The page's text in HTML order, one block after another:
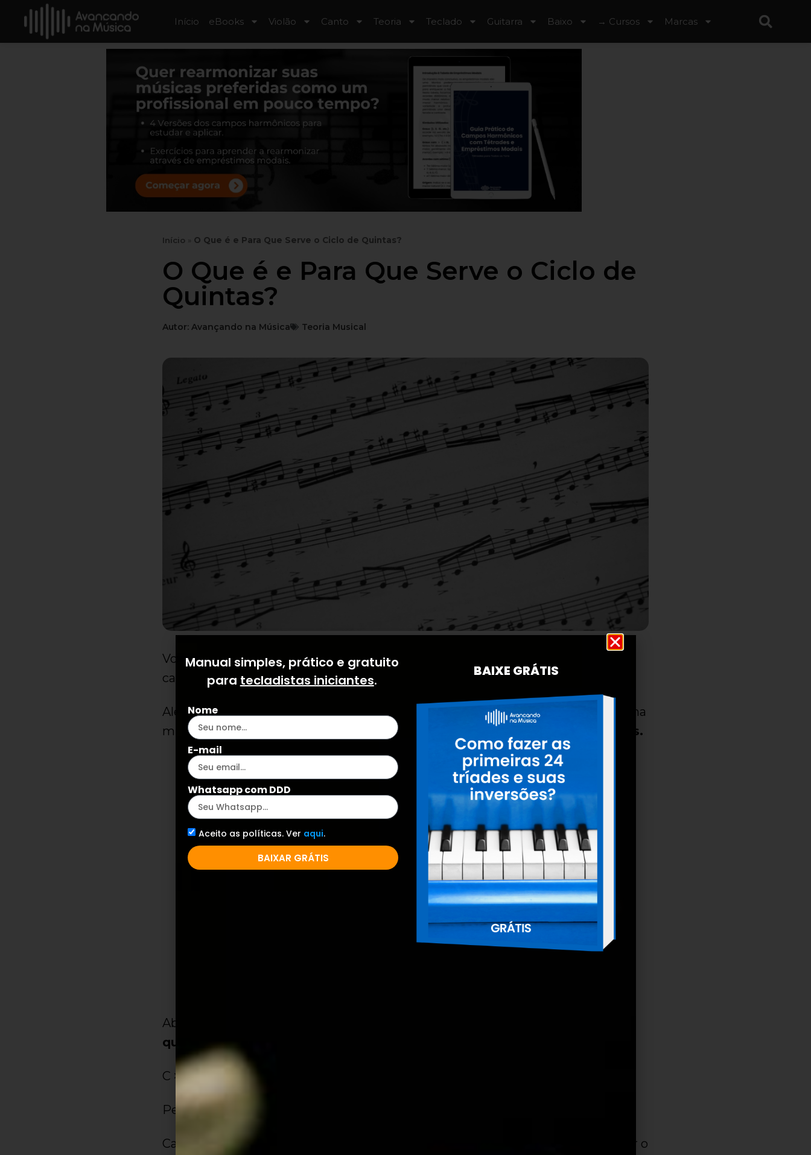
Início eBooks Violão Canto Teoria Teclado Guitarra Baixo → Cursos Marcas
Início O Que é e Para Que Serve o Ciclo de Quintas?
O Que é e Para Que Serve o Ciclo de
Quintas?
Autor: Avançando na Música Teoria Musical
Você sabia que ociclo de quintasé uma cadeia de notas que se distanciam a
cada quinta justa?
Além dociclo das quintas, existe também o ciclo das quartas que é utilizado na
música. Entretanto, neste artigo, você vai aprender o que é o
círculo de quintas.
Abaixo você vai ver como são os intervalos de quinta justa, ou seja, um
quintas
C > G > D > A > E > B
Perceba que o B é a quinta justa de E, que é a quinta de A, e assim por diante.
Caso você esteja pensando em se especializar ainda mais na música, talvez fazer o
Manual simples, prático e gratuito
para tecladistas iniciantes.
Nome
E-mail
Whatsapp com DDD
Aceito as políticas. Ver aqui.
BAIXAR GRÁTIS
BAIXE GRÁTIS